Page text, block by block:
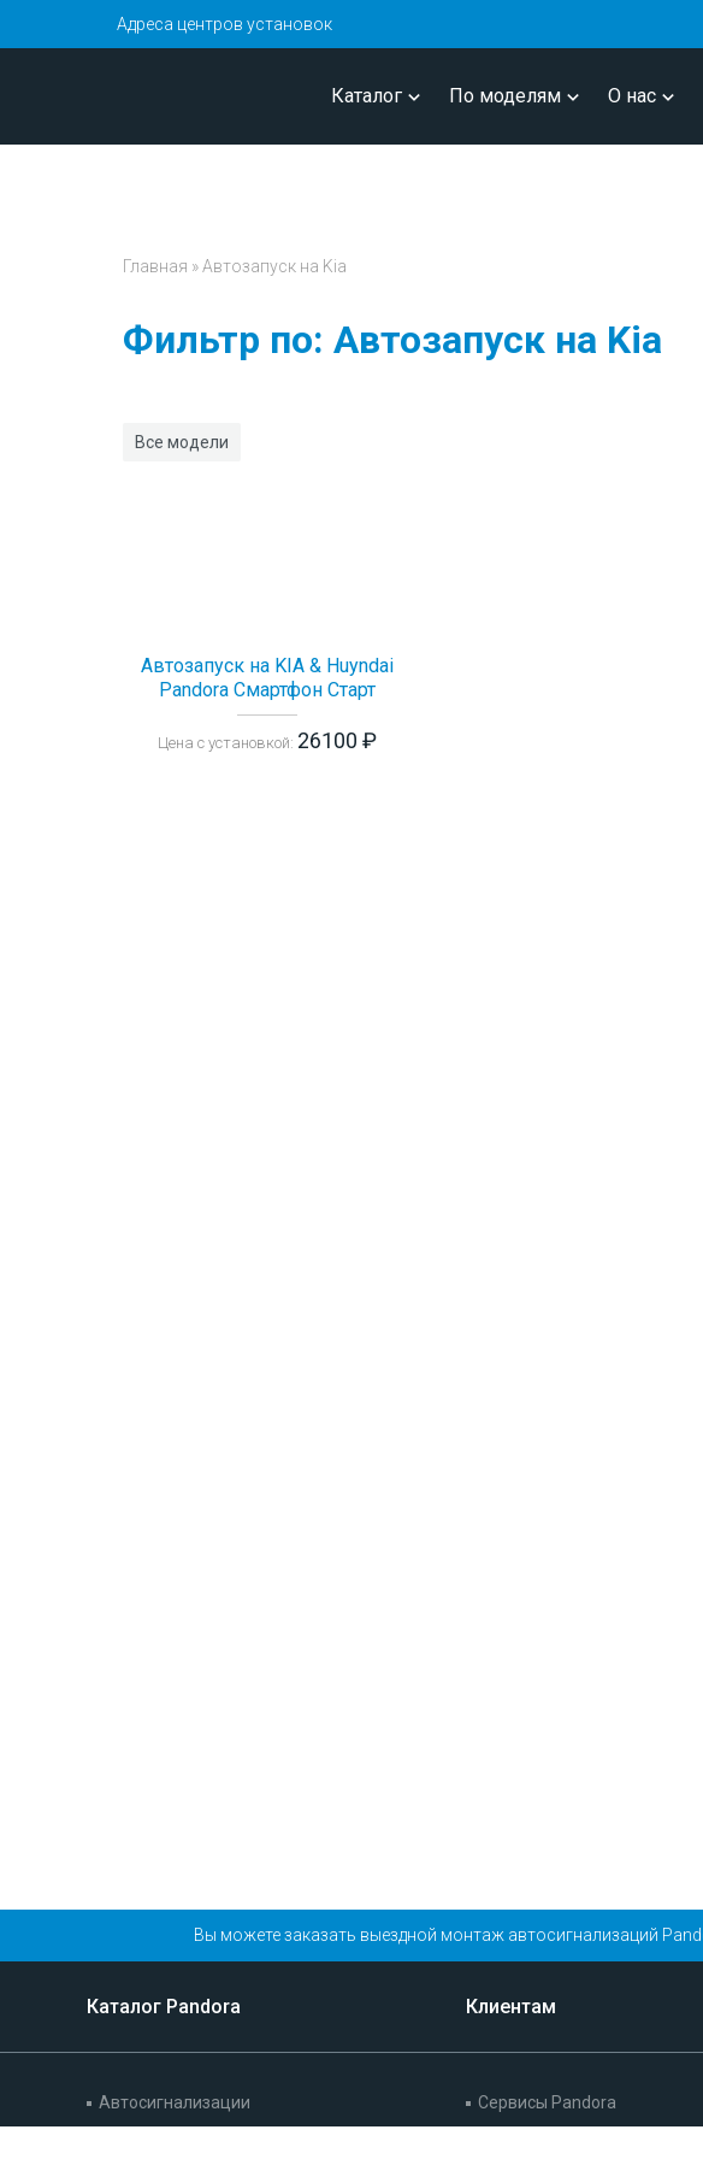
Адреса центров установок
Каталог По моделям О нас
Главная »Автозапуск на Kia
Фильтр по: Автозапуск на Kia
Все модели
Автозапуск на KIA & Huyndai
Pandora Смартфон Старт
Цена с установкой: 26100 ₽
Вы можете заказать выездной монтаж автосигнализаций
Каталог Pandora
Автосигнализации
Клиентам
Сервисы Pandora